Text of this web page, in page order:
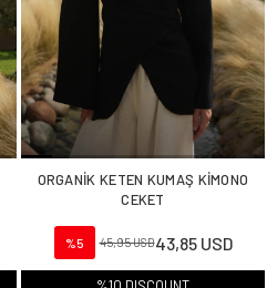
ORGANİK KETEN KUMAŞ KİMONO
CEKET
%5 45,95 USD43,85 USD